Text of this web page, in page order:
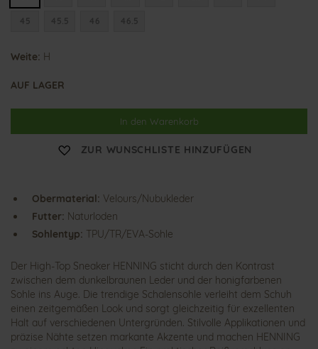
Weite: H
AUF LAGER
In den Warenkorb
ZUR WUNSCHLISTE HINZUFÜGEN
Obermaterial: Velours/Nubukleder
Futter: Naturloden
Sohlentyp: TPU/TR/EVA-Sohle
Der High-Top Sneaker HENNING sticht durch den Kontrast
zwischen dem dunkelbraunen Leder und der honigfarbenen
Sohle ins Auge. Die trendige Schalensohle verleiht dem Schuh
einen zeitgemäßen Look und sorgt gleichzeitig für exzellenten
Halt auf verschiedenen Untergründen. Stilvolle Applikationen und
präzise Nähte setzen markante Akzente und machen HENNING